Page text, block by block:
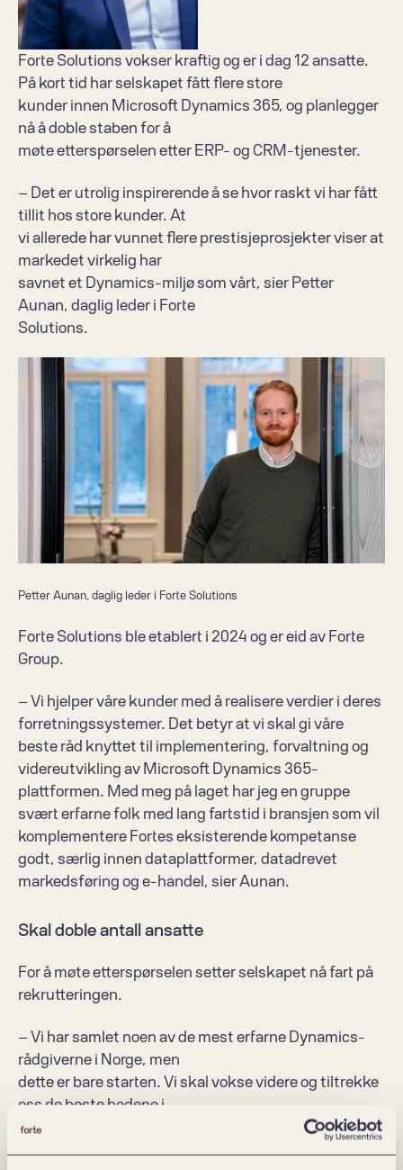
Forte Solutions vokser kraftig og er i dag 12 ansatte.
På kort tid har selskapet fått flere store
kunder innen Microsoft Dynamics 365, og planlegger
nå å doble staben for å
møte etterspørselen etter ERP- og CRM-tjenester.
– Det er utrolig inspirerende å se hvor raskt vi har fått
tillit hos store kunder. At
vi allerede har vunnet flere prestisjeprosjekter viser at
markedet virkelig har
savnet et Dynamics-miljø som vårt, sier Petter
Aunan, daglig leder i Forte
Solutions.
Petter Aunan, daglig leder i Forte Solutions
Forte Solutions ble etablert i 2024 og er eid av Forte
Group.
– Vi hjelper våre kunder med å realisere verdier i deres
forretningssystemer. Det betyr at vi skal gi våre
beste råd knyttet til implementering, forvaltning og
videreutvikling av Microsoft Dynamics 365-
plattformen. Med meg på laget har jeg en gruppe
svært erfarne folk med lang fartstid i bransjen som vil
komplementere Fortes eksisterende kompetanse
godt, særlig innen dataplattformer, datadrevet
markedsføring og e-handel, sier Aunan.
Skal doble antall ansatte
For å møte etterspørselen setter selskapet nå fart på
rekrutteringen.
– Vi har samlet noen av de mest erfarne Dynamics-
rådgiverne i Norge, men
dette er bare starten. Vi skal vokse videre og tiltrekke
oss de beste hodene i
bransjen – slik at vi kan levere enda mer verdi til
kundene våre. Målet vårt er å